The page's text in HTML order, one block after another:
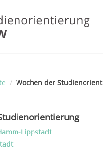
/ Wochen der
Lippstadt